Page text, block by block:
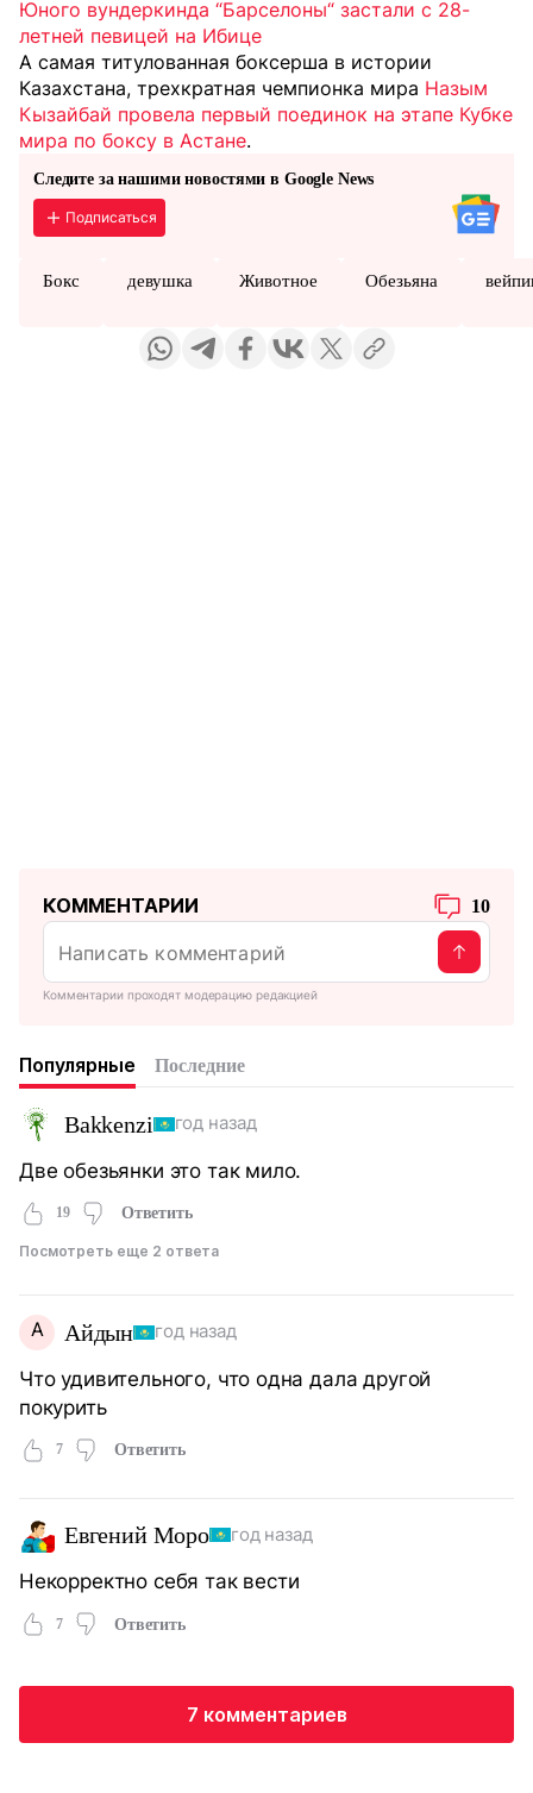
Юного вундеркинда “Барселоны“ застали с 28-
летней певицей на Ибице
А самая титулованная боксерша в истории
Казахстана, трехкратная чемпионка мира Назым
Кызайбай провела первый поединок на этапе Кубке
мира по боксу в Астане.
Следите за нашими новостями в Google News
Подписаться
Бокс девушка Животное Обезьяна
КОММЕНТАРИИ 10
Комментарии проходят модерацию редакцией
Популярные Последние
Bakkenzi год назад
Две обезьянки это так мило.
19 Ответить
Посмотреть еще 2 ответа
А Айдын год назад
Что удивительного, что одна дала другой
покурить
7 Ответить
Евгений Моро год назад
Некорректно себя так вести
7 Ответить
7 комментариев